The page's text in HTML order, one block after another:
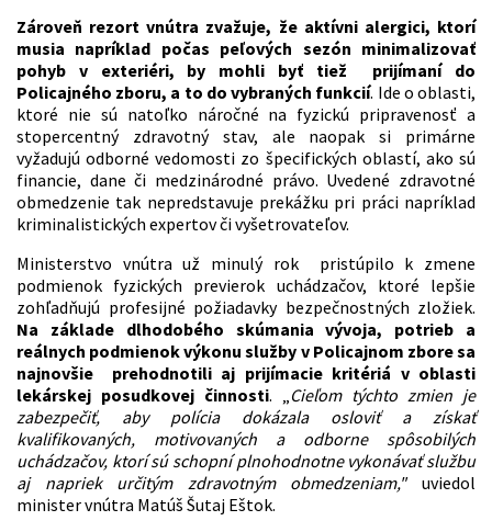
Zároveň rezort vnútra zvažuje, že aktívni alergici, ktorí
musia napríklad počas peľových sezón minimalizovať
pohyb v exteriéri, by mohli byť tiež prijímaní do
Policajného zboru, a to do vybraných funkcií. Ide o oblasti,
ktoré nie sú natoľko náročné na fyzickú pripravenosť a
stopercentný zdravotný stav, ale naopak si primárne
vyžadujú odborné vedomosti zo špecifických oblastí, ako sú
financie, dane či medzinárodné právo. Uvedené zdravotné
obmedzenie tak nepredstavuje prekážku pri práci napríklad
kriminalistických expertov či vyšetrovateľov.
Ministerstvo vnútra už minulý rok pristúpilo k zmene
podmienok fyzických previerok uchádzačov, ktoré lepšie
zohľadňujú profesijné požiadavky bezpečnostných zložiek.
Na základe dlhodobého skúmania vývoja, potrieb a
reálnych podmienok výkonu služby v Policajnom zbore sa
najnovšie prehodnotili aj prijímacie kritériá v oblasti
lekárskej posudkovej činnosti. „Cieľom týchto zmien je
zabezpečiť, aby polícia dokázala osloviť a získať
kvalifikovaných, motivovaných a odborne spôsobilých
uchádzačov, ktorí sú schopní plnohodnotne vykonávať službu
aj napriek určitým zdravotným obmedzeniam,"uviedol
minister vnútra Matúš Šutaj Eštok.